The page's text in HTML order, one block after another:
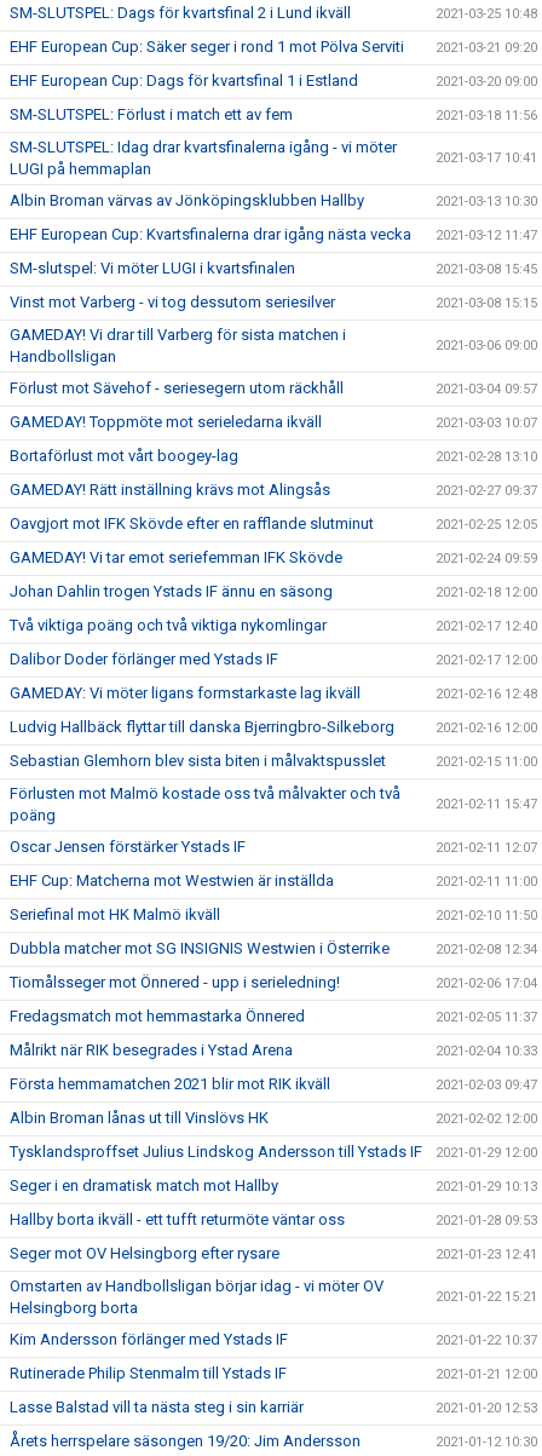
SM-SLUTSPEL: Dags för kvartsfinal 2 i Lund ikväll 2021-03-25 10:48
EHF European Cup: Säker seger i rond 1 mot Pölva Serviti 2021-03-21 09:20
EHF European Cup: Dags för kvartsfinal 1 i Estland 2021-03-20 09:00
SM-SLUTSPEL: Förlust i match ett av fem 2021-03-18 11:56
SM-SLUTSPEL: Idag drar kvartsfinalerna igång - vi möter
LUGI på hemmaplan
2021-03-17 10:41
Albin Broman värvas av Jönköpingsklubben Hallby 2021-03-13 10:30
EHF European Cup: Kvartsfinalerna drar igång nästa vecka 2021-03-12 11:47
SM-slutspel: Vi möter LUGI i kvartsfinalen 2021-03-08 15:45
Vinst mot Varberg - vi tog dessutom seriesilver 2021-03-08 15:15
GAMEDAY! Vi drar till Varberg för sista matchen i
Handbollsligan
2021-03-06 09:00
Förlust mot Sävehof - seriesegern utom räckhåll 2021-03-04 09:57
GAMEDAY! Toppmöte mot serieledarna ikväll 2021-03-03 10:07
Bortaförlust mot vårt boogey-lag 2021-02-28 13:10
GAMEDAY! Rätt inställning krävs mot Alingsås 2021-02-27 09:37
Oavgjort mot IFK Skövde efter en rafflande slutminut 2021-02-25 12:05
GAMEDAY! Vi tar emot seriefemman IFK Skövde 2021-02-24 09:59
Johan Dahlin trogen Ystads IF ännu en säsong 2021-02-18 12:00
Två viktiga poäng och två viktiga nykomlingar 2021-02-17 12:40
Dalibor Doder förlänger med Ystads IF 2021-02-17 12:00
GAMEDAY: Vi möter ligans formstarkaste lag ikväll 2021-02-16 12:48
Ludvig Hallbäck flyttar till danska Bjerringbro-Silkeborg 2021-02-16 12:00
Sebastian Glemhorn blev sista biten i målvaktspusslet 2021-02-15 11:00
Förlusten mot Malmö kostade oss två målvakter och två
poäng
2021-02-11 15:47
Oscar Jensen förstärker Ystads IF 2021-02-11 12:07
EHF Cup: Matcherna mot Westwien är inställda 2021-02-11 11:00
Seriefinal mot HK Malmö ikväll 2021-02-10 11:50
Dubbla matcher mot SG INSIGNIS Westwien i Österrike 2021-02-08 12:34
Tiomålsseger mot Önnered - upp i serieledning! 2021-02-06 17:04
Fredagsmatch mot hemmastarka Önnered 2021-02-05 11:37
Målrikt när RIK besegrades i Ystad Arena 2021-02-04 10:33
Första hemmamatchen 2021 blir mot RIK ikväll 2021-02-03 09:47
Albin Broman lånas ut till Vinslövs HK 2021-02-02 12:00
Tysklandsproffset Julius Lindskog Andersson till Ystads IF 2021-01-29 12:00
Seger i en dramatisk match mot Hallby 2021-01-29 10:13
Hallby borta ikväll - ett tufft returmöte väntar oss 2021-01-28 09:53
Seger mot OV Helsingborg efter rysare 2021-01-23 12:41
Omstarten av Handbollsligan börjar idag - vi möter OV
Helsingborg borta
2021-01-22 15:21
Kim Andersson förlänger med Ystads IF 2021-01-22 10:37
Rutinerade Philip Stenmalm till Ystads IF 2021-01-21 12:00
Lasse Balstad vill ta nästa steg i sin karriär 2021-01-20 12:53
Årets herrspelare säsongen 19/20: Jim Andersson 2021-01-12 10:30